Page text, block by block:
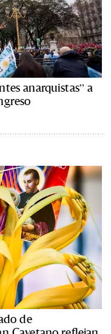
anarquistas” a
de